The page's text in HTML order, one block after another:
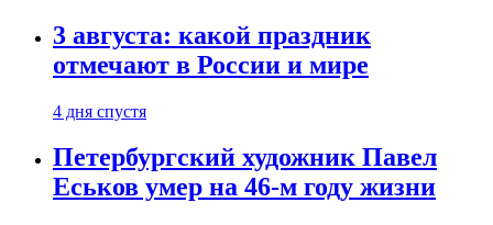
3 августа: какой праздник
отмечают в России и мире
4 дня спустя
Петербургский художник Павел
Еськов умер на 46-м году жизни